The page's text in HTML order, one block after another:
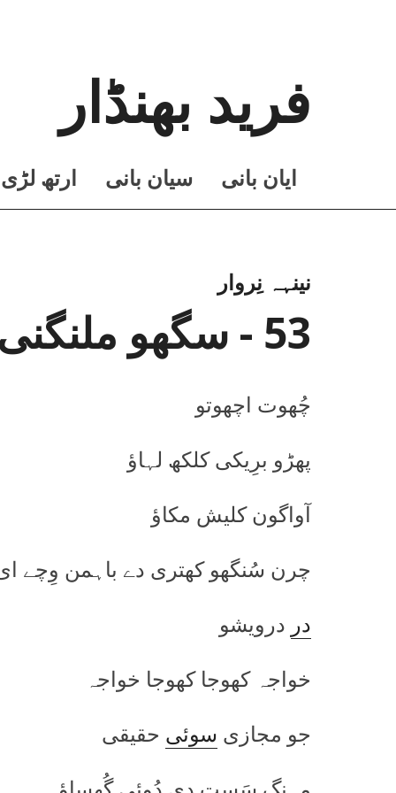
فرید بھنڈار
ايان بانی سيان بانی ارتھ لڑی
نینہہ نِروار
53 - سگھو ملنگنی دی
چُھوت اچھوتو
پھڑو برِیکی کلکھ لہاؤ
آواگون کلیش مکاؤ
چرن سُنگھو کھتری دے باہمن وِچے
در درویشو
خواجہ کھوجا کھوجا خواجہ
جو مجازی سوئی حقیقی